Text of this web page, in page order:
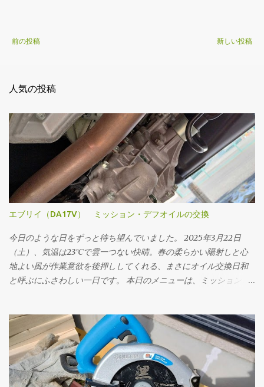
新しい投稿
前の投稿
人気の投稿
エブリイ（DA17V） ミッション・デフオイルの交換
今日のような日をずっと待ち望んでいました。 2025年3月22日
（土）、気温は23℃で雲一つない快晴。春の柔らかい陽射しと心
地よい風が作業意欲を後押ししてくれる、まさにオイル交換日和
と呼ぶにふさわしい一日です。 本日のメニューは、ミッションオ
グの改善はもちろん、長く付き合っていくためのメンテナンスと
しても重要な作業です。 まず取りかかったのはミッションオイル
の交換。 工具は10mmのドレンプラグソケットを使用。手順とし
ては、フィラープラグ → ドレンプラグ の順に外していきます。こ
れは必ず守るべき基本です。先にフィラープラグをはずさない